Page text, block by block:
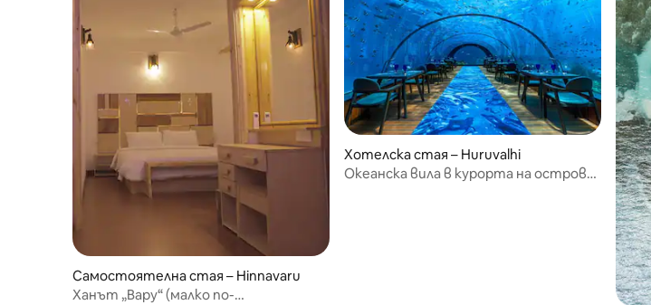
Самостоятелна стая – Hinnavaru
Ханът „Вару“ (малко по-
Хотелска стая – Huruvalhi
Океанска вила в курорта на остров